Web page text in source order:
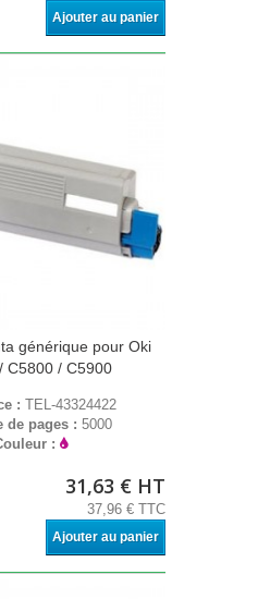
Ajouter au panier
générique pour Oki
C5800 / C5900
: TEL-43324422
de pages : 5000
:
31,63 € HT
37,96 € TTC
Ajouter au panier